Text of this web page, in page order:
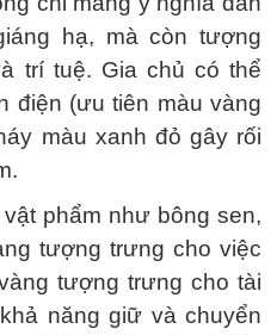
hạ, mà còn tượng
trí tuệ. Gia chủ có thể
điện (ưu tiên màu vàng
màu xanh đỏ gây rối
phẩm như bông sen,
tượng trưng cho việc
tượng trưng cho tài
năng giữ và chuyển